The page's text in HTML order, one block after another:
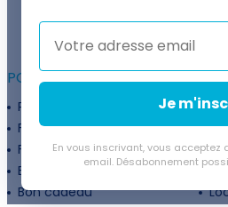
+41 22 307
POUR ALLER PLUS LOIN :
Programme fidélité
Financement
Flexibilité de paiement
Extension de garantie
Bon cadeau
Je
En vous inscrivant, vous acceptez
email. Désabonnement